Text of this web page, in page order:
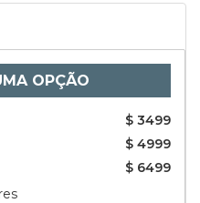
OPÇÃO
$ 3499
$ 4999
$ 6499